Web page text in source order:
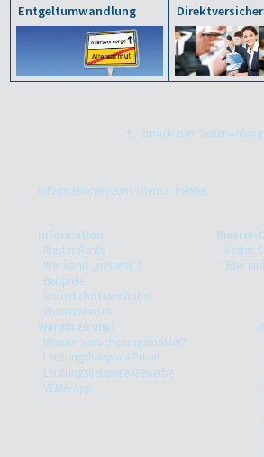
Entgeltumwandlung
zurück zum Seitenanfang
Informationen zum Thema: Riester
Information
Riester-Rente
Wer kann „riestern“?
Beispiele
Steuerliche Handhabe
Wissenswertes
Riester-
Riester-
Oder
Warum zu uns?
Warum Versicherungsmakler?
Leistungsbeispiele Privat
Leistungsbeispiele Gewerbe
VEMA-App